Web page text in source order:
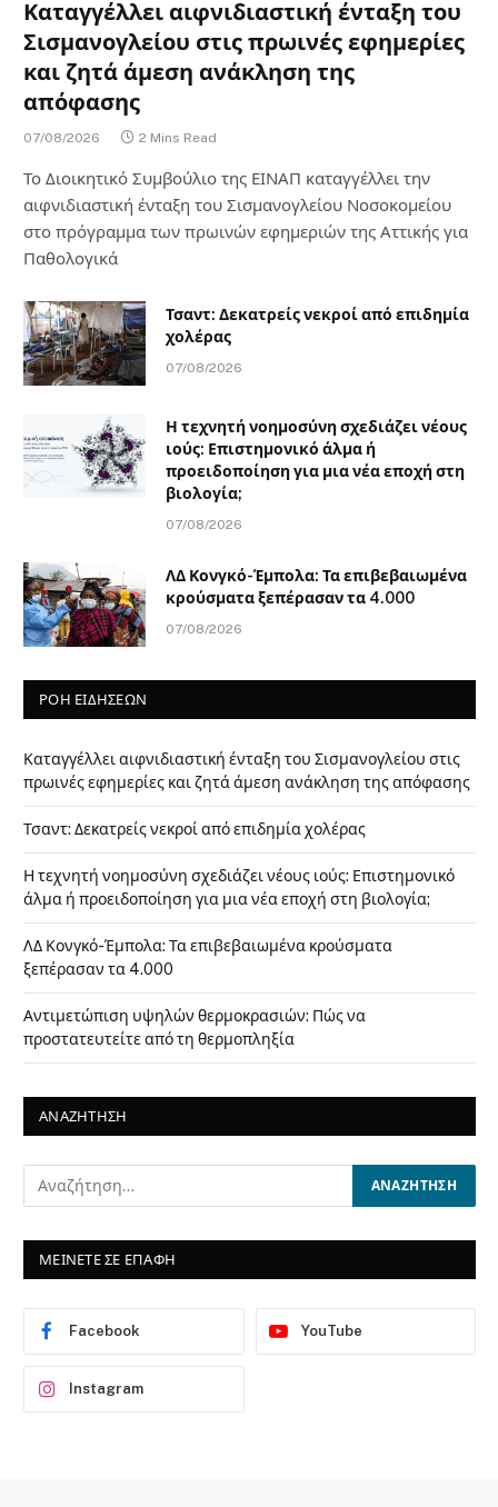
Καταγγέλλει αιφνιδιαστική ένταξη του
Σισμανογλείου στις πρωινές εφημερίες
και ζητά άμεση ανάκληση της
απόφασης
07/08/2026 2 Mins Read
Το Διοικητικό Συμβούλιο της ΕΙΝΑΠ καταγγέλλει την
αιφνιδιαστική ένταξη του Σισμανογλείου Νοσοκομείου
στο πρόγραμμα των πρωινών εφημεριών της Αττικής για
Παθολογικά
Τσαντ: Δεκατρείς νεκροί από επιδημία
χολέρας
07/08/2026
Η τεχνητή νοημοσύνη σχεδιάζει νέους
ιούς: Επιστημονικό άλμα ή
προειδοποίηση για μια νέα εποχή στη
βιολογία;
07/08/2026
ΛΔ Κονγκό-Έμπολα: Τα επιβεβαιωμένα
κρούσματα ξεπέρασαν τα 4.000
07/08/2026
ΡΟΗ ΕΙΔΗΣΕΩΝ
Καταγγέλλει αιφνιδιαστική ένταξη του Σισμανογλείου στις
πρωινές εφημερίες και ζητά άμεση ανάκληση της απόφασης
Τσαντ: Δεκατρείς νεκροί από επιδημία χολέρας
Η τεχνητή νοημοσύνη σχεδιάζει νέους ιούς: Επιστημονικό
άλμα ή προειδοποίηση για μια νέα εποχή στη βιολογία;
ΛΔ Κονγκό-Έμπολα: Τα επιβεβαιωμένα κρούσματα
ξεπέρασαν τα 4.000
Αντιμετώπιση υψηλών θερμοκρασιών: Πώς να
προστατευτείτε από τη θερμοπληξία
ΑΝΑΖΗΤΗΣΗ
ΜΕΙΝΕΤΕ ΣΕ ΕΠΑΦΗ
Facebook YouTube
Instagram